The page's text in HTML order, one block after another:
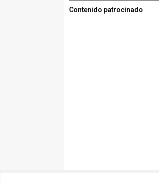
Contenido patrocinado